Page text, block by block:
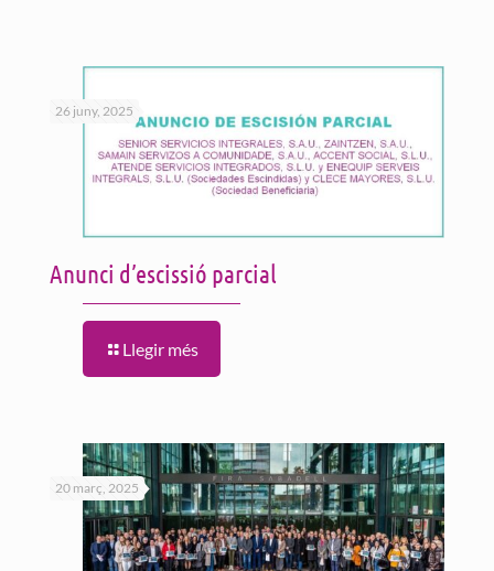
26 juny, 2025
Anunci d’escissió parcial
Llegir més
20 març, 2025